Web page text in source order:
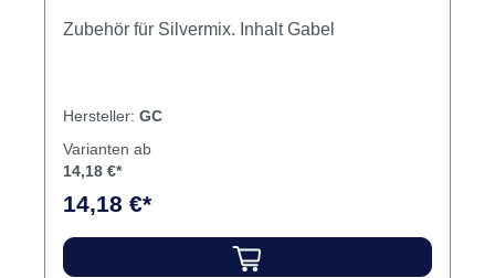
Zubehör für Silvermix. Inhalt Gabel
Hersteller: GC
Varianten ab
14,18 €*
14,18 €*